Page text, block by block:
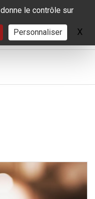
le contrôle sur
Personnaliser X